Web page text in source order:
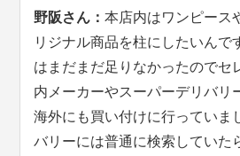
野阪さん：本店内はワンピース
リジナル商品を柱にしたいんで
はまだまだ足りなかったのでセ
内メーカーやスーパーデリバリ
海外にも買い付けに行っていま
バリーには普通に検索していた